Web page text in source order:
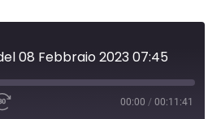
08 Febbraio 2023 07:45
00:00 / 00:11:41